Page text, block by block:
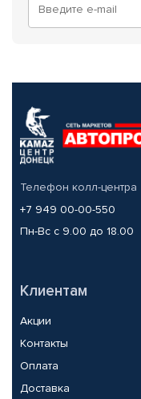
Телефон колл-центра
+7 949 00-00-550
Пн-Вс с 9.00 до 18.00
Клиентам
Акции
Контакты
Оплата
Доставка